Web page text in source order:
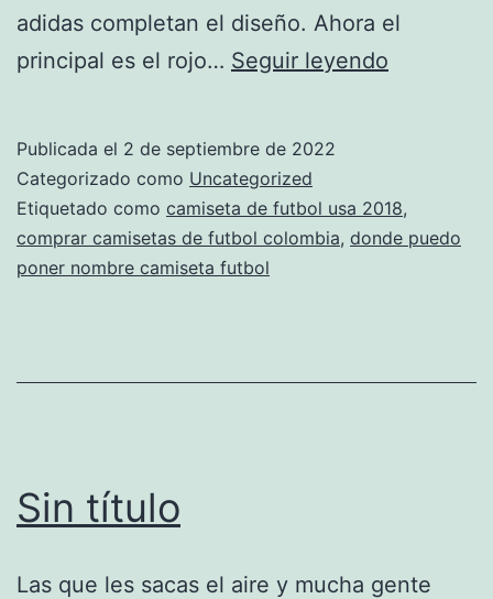
adidas completan el diseño. Ahora el
principal es el rojo… Seguir leyendo
sala
Publicada el 2 de septiembre de 2022
Categorizado como Uncategorized
Etiquetado como camiseta de futbol usa 2018,
comprar camisetas de futbol colombia, donde puedo
poner nombre camiseta futbol
Sin título
Las que les sacas el aire y mucha gente